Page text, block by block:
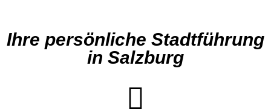
Ihre persönliche Stadtführung
in Salzburg